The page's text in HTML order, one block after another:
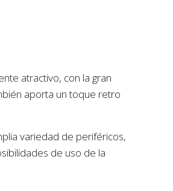
atractivo, con la gran
aporta un toque retro
variedad de periféricos,
de uso de la